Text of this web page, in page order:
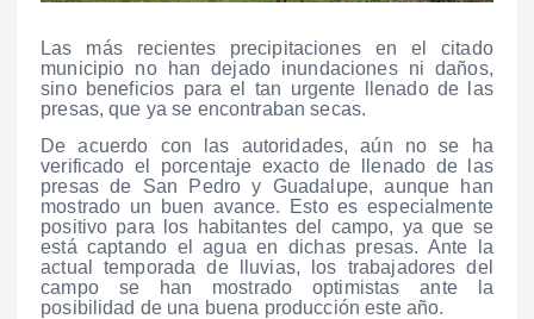
Las más recientes precipitaciones en el citado
municipio no han dejado inundaciones ni daños,
sino beneficios para el tan urgente llenado de las
presas, que ya se encontraban secas.
De acuerdo con las autoridades, aún no se ha
verificado el porcentaje exacto de llenado de las
presas de San Pedro y Guadalupe, aunque han
mostrado un buen avance. Esto es especialmente
positivo para los habitantes del campo, ya que se
está captando el agua en dichas presas. Ante la
actual temporada de lluvias, los trabajadores del
campo se han mostrado optimistas ante la
posibilidad de una buena producción este año.